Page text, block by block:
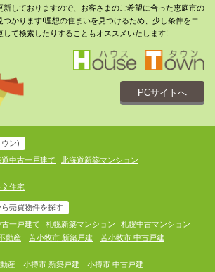
新しておりますので、お客さまのご希望に合った恵庭市の
かります!理想の住まいを見つけるため、少し条件をエ
して検索したりすることもオススメいたします!
PCサイトへ
ン)
中古一戸建て
北海道新築マンション
住宅
売買物件を探す
一戸建て 札幌新築マンション
札幌中古マンション
動産 苫小牧市 新築戸建
苫小牧市 中古戸建
産 小樽市 新築戸建
小樽市 中古戸建